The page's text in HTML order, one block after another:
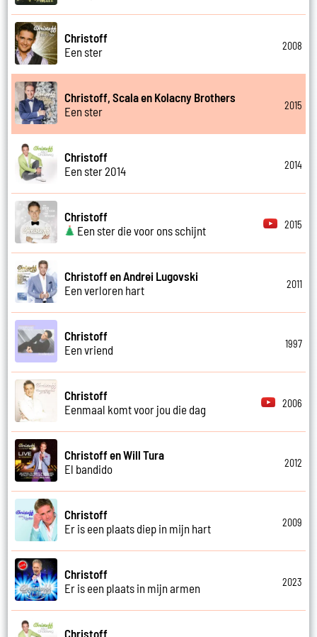
Christoff
Een ster
2008
Christoff, Scala en Kolacny Brothers
Een ster
2015
Christoff
Een ster 2014
2014
Christoff
Een ster die voor ons schijnt
2015
Christoff en Andrei Lugovski
Een verloren hart
2011
Christoff
Een vriend
1997
Christoff
Eenmaal komt voor jou die dag
2006
Christoff en Will Tura
El bandido
2012
Christoff
Er is een plaats diep in mijn hart
2009
Christoff
Er is een plaats in mijn armen
2023
Christoff